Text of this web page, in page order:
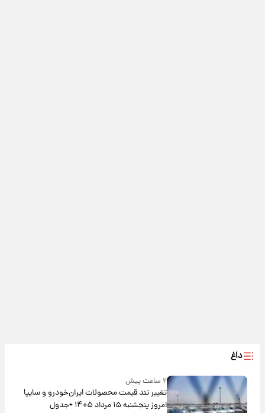
داغ
۲ ساعت پیش
تغییر تند قیمت محصولات ایران‌خودرو و سایپا
امروز پنجشنبه ۱۵ مرداد ۱۴۰۵ +جدول